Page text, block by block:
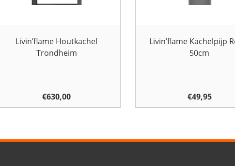
Livin’flame Houtkachel
Trondheim
€630,00
Livin’flame Kachelpijp
50cm
€49,95